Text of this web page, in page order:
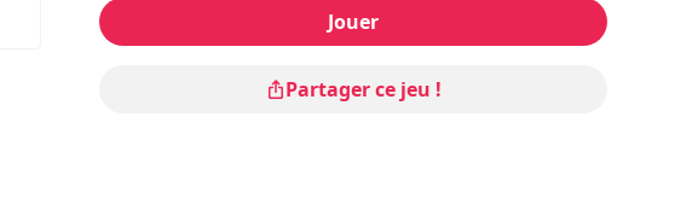
Difficulté
Les commandes sont indiquées dans les options du jeu.
Jouer
Partager ce jeu !